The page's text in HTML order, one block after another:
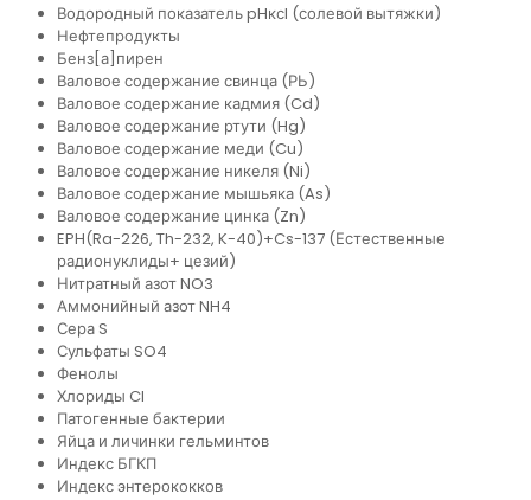
Водородный показатель pHксl (солевой вытяжки)
Нефтепродукты
Бенз[а]пирен
Валовое содержание свинца (РЬ)
Валовое содержание кадмия (Cd)
Валовое содержание ртути (Hg)
Валовое содержание меди (Cu)
Валовое содержание никеля (Ni)
Валовое содержание мышьяка (As)
Валовое содержание цинка (Zn)
EPH(Ra-226, Th-232, K-40)+Cs-137 (Естественные
радионуклиды+ цезий)
Нитратный азот NO3
Аммонийный азот NH4
Сера S
Сульфаты SO4
Фенолы
Хлориды CI
Патогенные бактерии
Яйца и личинки гельминтов
Индекс БГКП
Индекс энтерококков